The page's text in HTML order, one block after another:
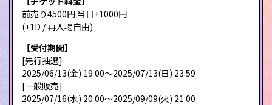
前売り4500円 当日+1000円
(+1D / 再入場自由)
【受付期間】
[先行抽選]
2025/06/13(金) 19:00〜2025/07/13(日) 23:59
[一般販売]
2025/07/16(水) 20:00〜2025/09/09(火) 21:00